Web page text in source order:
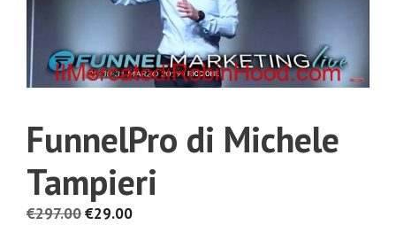
FunnelPro di Michele
Tampieri
€297.00Il
€29.00Il